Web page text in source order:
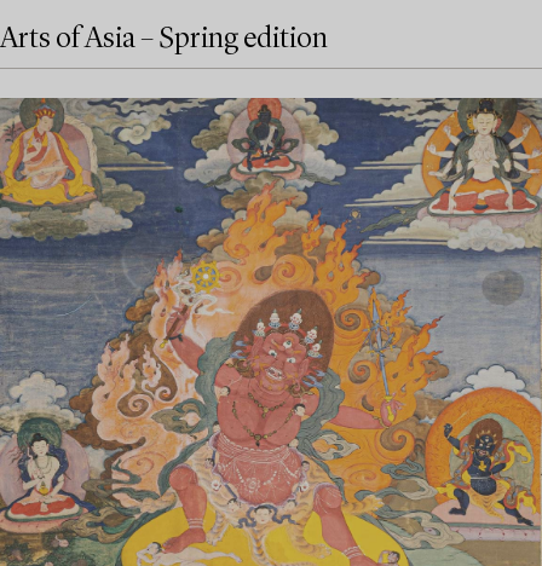
Arts of Asia – Spring edition